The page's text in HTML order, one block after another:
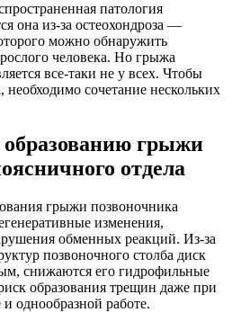
патология
она из-за остеохондроза —
можно обнаружить
человека. Но грыжа
все-таки не у всех. Чтобы
необходимо сочетание нескольких
грыжи
отдела
грыжи позвоночника
изменения,
обменных реакций. Из-за
позвоночного столба диск
снижаются его гидрофильные
образования трещин даже при
и однообразной работе.